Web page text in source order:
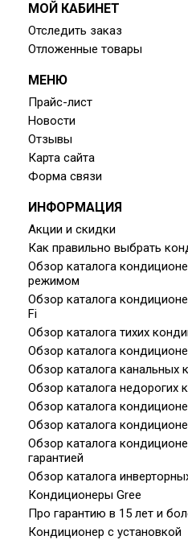
МОЙ КАБИНЕТ
Отследить заказ
Отложенные товары
МЕНЮ
Прайс-лист
Новости
Отзывы
Карта сайта
Форма связи
ИНФОРМАЦИЯ
Акции и скидки
Как правильно выбрать
Обзор каталога
режимом
Обзор каталога
Fi
Обзор каталога тихих
Обзор каталога
Обзор каталога канальных
Обзор каталога недорогих
Обзор каталога
Обзор каталога
Обзор каталога
гарантией
Обзор каталога
Кондиционеры Gree
Про гарантию в 15 лет и
Кондиционер с установкой